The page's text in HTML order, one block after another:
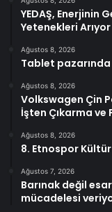
YEDAŞ, Enerjinin
Yetenekleri Arıyor
Ağustos 8, 2026
Tablet
Ağustos 8, 2026
Volkswagen Çin
İşten Çıkarma
Ağustos 8, 2026
8. Etnospor
Ağustos 7, 2026
Barınak değil
mücadelesi